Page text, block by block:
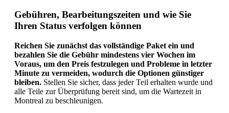
Gebühren, Bearbeitungszeiten und wie Sie
Ihren Status verfolgen können
Reichen Sie zunächst das vollständige Paket ein und
bezahlen Sie die Gebühr mindestens vier Wochen im
Voraus, um den Preis festzulegen und Probleme in letzter
Minute zu vermeiden, wodurch die Optionen günstiger
bleiben. Stellen Sie sicher, dass jeder Teil erhalten wurde und
alle Teile zur Überprüfung bereit sind, um die Wartezeit in
Montreal zu beschleunigen.